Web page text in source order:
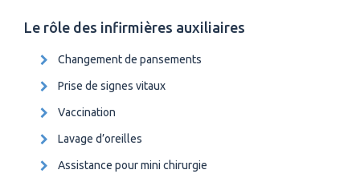
Le rôle des infirmières auxiliaires
Changement de pansements
Prise de signes vitaux
Vaccination
Lavage d’oreilles
Assistance pour mini chirurgie